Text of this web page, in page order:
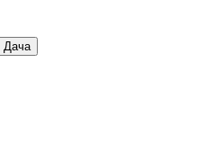
Дача